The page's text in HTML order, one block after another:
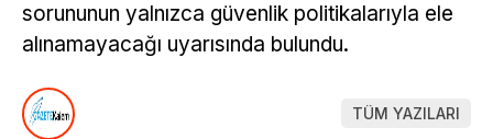
sorununun yalnızca güvenlik politikalarıyla ele
alınamayacağı uyarısında bulundu.
TÜM YAZILARI